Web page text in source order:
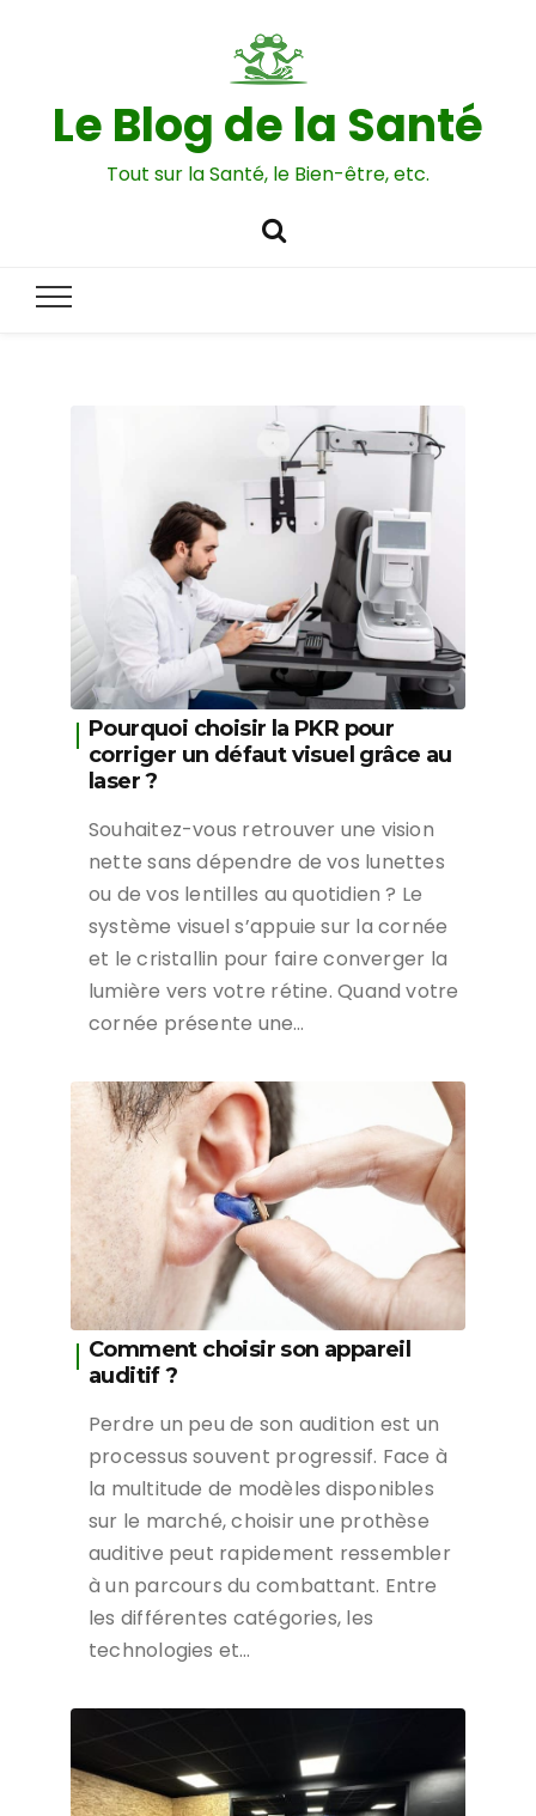
Le Blog de la Santé
Tout sur la Santé, le Bien-être, etc.
Pourquoi choisir la PKR pour
corriger un défaut visuel grâce au
laser ?
Souhaitez-vous retrouver une vision
nette sans dépendre de vos lunettes
ou de vos lentilles au quotidien ? Le
système visuel s’appuie sur la cornée
et le cristallin pour faire converger la
lumière vers votre rétine. Quand votre
cornée présente une…
Comment choisir son appareil
auditif ?
Perdre un peu de son audition est un
processus souvent progressif. Face à
la multitude de modèles disponibles
sur le marché, choisir une prothèse
auditive peut rapidement ressembler
à un parcours du combattant. Entre
les différentes catégories, les
technologies et…